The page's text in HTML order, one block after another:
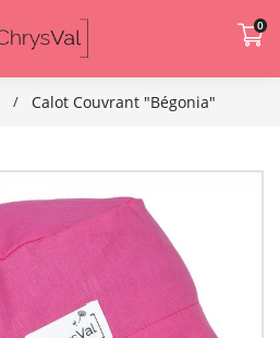
0
Calot Couvrant "Bégonia"